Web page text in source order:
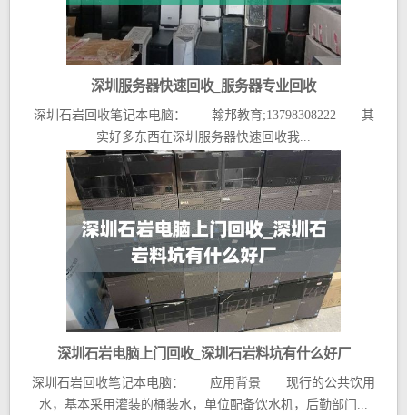
深圳服务器快速回收_服务器专业回收
深圳石岩回收笔记本电脑： 翰邦教育;13798308222 其
实好多东西在深圳服务器快速回收我...
深圳石岩电脑上门回收_深圳石岩料坑有什么好厂
深圳石岩回收笔记本电脑： 应用背景 现行的公共饮用
水，基本采用灌装的桶装水，单位配备饮水机，后勤部门...